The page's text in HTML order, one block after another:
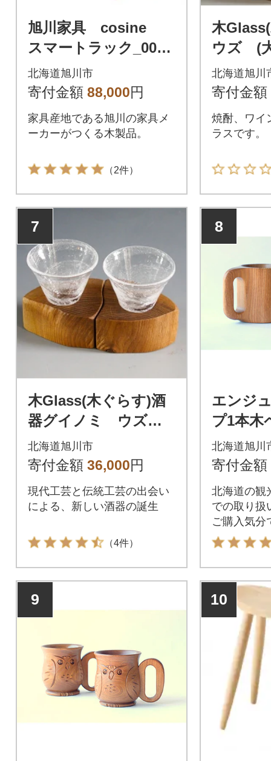
旭川家具 cosine
スマートラック_0005
7
北海道旭川市
寄付金額 88,000円
家具産地である旭川の家具メ
ーカーがつくる木製品。
（2件）
木
ウズ (
北海道旭川
寄付金額
焼酎、ワイ
ラスです。
7
木Glass(木ぐらす)酒
器グイノミ ウズペ
ア_04441
北海道旭川市
寄付金額 36,000円
現代工芸と伝統工芸の出会い
による、新しい酒器の誕生
（4件）
8
エンジ
プ1本木
北海道旭川
寄付金額
北海道の観
での取り扱
ご購入気分
有難く思い
9 10